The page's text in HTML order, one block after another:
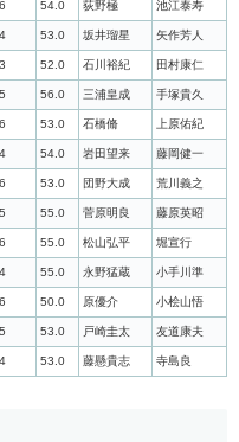
6 54.0 荻野極 池江泰寿
4 53.0 坂井瑠星 矢作芳人
3 52.0 石川裕紀 田村康仁
5 56.0 三浦皇成 手塚貴久
6 53.0 石橋脩 上原佑紀
4 54.0 岩田望来 藤岡健一
6 53.0 団野大成 荒川義之
5 55.0 菅原明良 藤原英昭
6 55.0 松山弘平 堀宣行
4 55.0 永野猛蔵 小手川準
6 50.0 原優介 小桧山悟
5 53.0 戸崎圭太 友道康夫
4 53.0 藤懸貴志 寺島良